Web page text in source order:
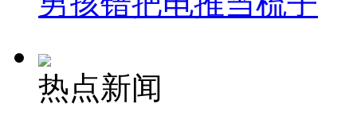
热点新闻